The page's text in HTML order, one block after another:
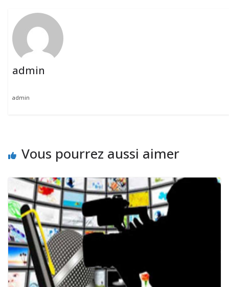
admin
admin
Vous pourrez aussi aimer